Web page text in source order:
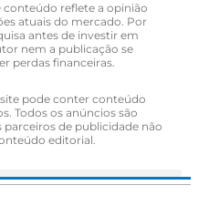
conteúdo reflete a opinião
atuais do mercado. Por
antes de investir em
nem a publicação se
perdas financeiras.
site pode conter conteúdo
Todos os anúncios são
de publicidade não
editorial.